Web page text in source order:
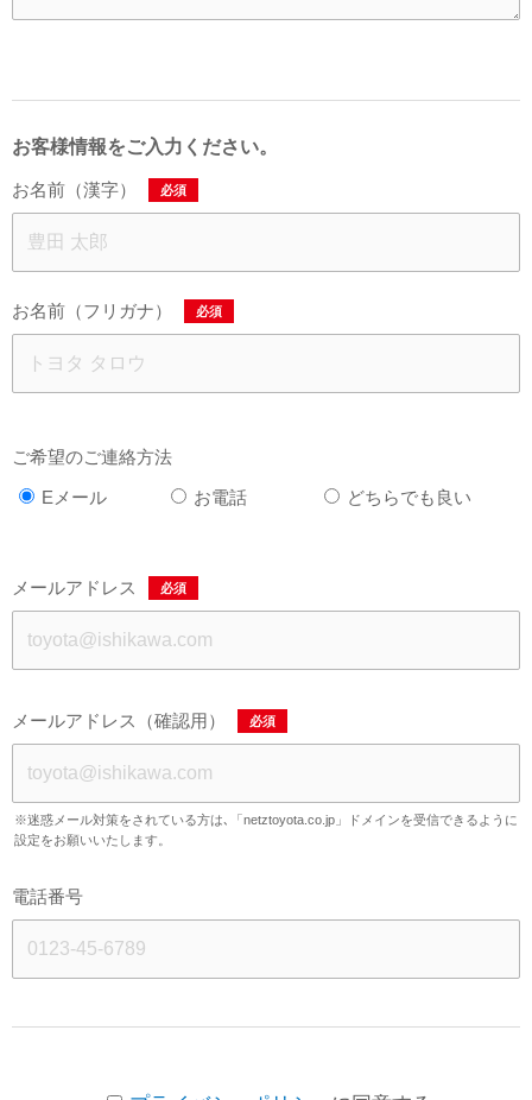
お客様情報をご入力ください。
お名前（漢字） 必須
お名前（フリガナ） 必須
ご希望のご連絡方法
Eメール
お電話 どちらでも良い
メールアドレス 必須
メールアドレス（確認用） 必須
※迷惑メール対策をされている方は､「netztoyota.co.jp」ドメインを受信できるように
設定をお願いいたします。
電話番号